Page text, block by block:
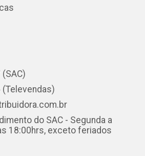
do SAC - Segunda a
18:00hrs, exceto feriados